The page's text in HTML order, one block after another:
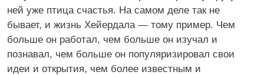
ней уже птица счастья. На самом деле так не
бывает, и жизнь Хейердала — тому пример. Чем
больше он работал, чем больше он изучал и
познавал, чем больше он популяризировал свои
идеи и открытия, чем более известным и